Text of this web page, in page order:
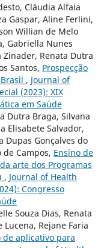
Cláudia Alfaia
Gaspar, Aline Ferlini,
Willian de Melo
Gabriella Nunes
Zinader, Renata Dutra
Santos, Prospecção
, Journal of
(2023): XIX
em Saúde
Dutra Braga, Silvana
Elisabete Salvador,
Dupas Gonçalves do
Campos, Ensino de
arte dos Programas
, Journal of Health
Congresso
Souza Dias, Renata
Rejane Faria
de aplicativo para